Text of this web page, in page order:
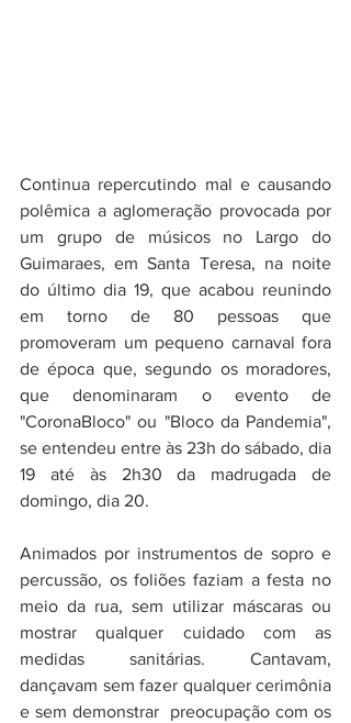
Continua repercutindo mal e causando
polêmica a aglomeração provocada por
um grupo de músicos no Largo do
Guimaraes, em Santa Teresa, na noite
do último dia 19, que acabou reunindo
em torno de 80 pessoas que
promoveram um pequeno carnaval fora
de época que, segundo os moradores,
que denominaram o evento de
"CoronaBloco" ou "Bloco da Pandemia",
se entendeu entre às 23h do sábado, dia
19 até às 2h30 da madrugada de
domingo, dia 20.
Animados por instrumentos de sopro e
percussão, os foliões faziam a festa no
meio da rua, sem utilizar máscaras ou
mostrar qualquer cuidado com as
medidas sanitárias. Cantavam,
dançavam sem fazer qualquer cerimônia
e sem demonstrar  preocupação com os